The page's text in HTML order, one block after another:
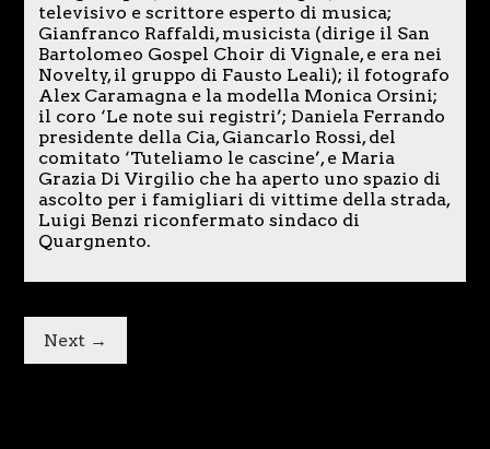
televisivo e scrittore esperto di musica;
Gianfranco Raffaldi, musicista (dirige il San
Bartolomeo Gospel Choir di Vignale, e era nei
Novelty, il gruppo di Fausto Leali); il fotografo
Alex Caramagna e la modella Monica Orsini;
il coro ‘Le note sui registri’; Daniela Ferrando
presidente della Cia, Giancarlo Rossi, del
comitato ‘Tuteliamo le cascine’, e Maria
Grazia Di Virgilio che ha aperto uno spazio di
ascolto per i famigliari di vittime della strada,
Luigi Benzi riconfermato sindaco di
Quargnento.
Next →